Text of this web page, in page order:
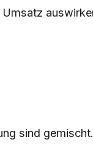
sind